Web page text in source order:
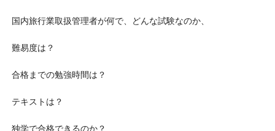
国内旅行業取扱管理者が何で、どんな試験なのか、
難易度は？
合格までの勉強時間は？
テキストは？
独学で合格できるのか？